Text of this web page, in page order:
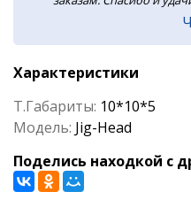
Характеристики
Т.Габариты: 10*10*5
Модель: Jig-Head
Поделись находкой с